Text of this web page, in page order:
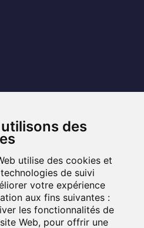
des
utilise des cookies et
de suivi
votre expérience
aux fins suivantes :
les fonctionnalités de
Web, pour offrir une